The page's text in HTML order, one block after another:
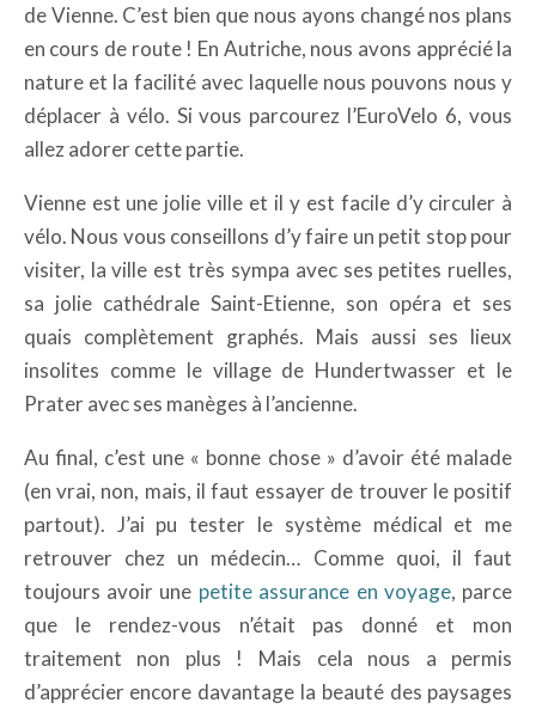
de Vienne. C’est bien que nous ayons changé nos plans
en cours de route ! En Autriche, nous avons apprécié la
nature et la facilité avec laquelle nous pouvons nous y
déplacer à vélo. Si vous parcourez l’EuroVelo 6, vous
allez adorer cette partie.
Vienne est une jolie ville et il y est facile d’y circuler à
vélo. Nous vous conseillons d’y faire un petit stop pour
visiter, la ville est très sympa avec ses petites ruelles,
sa jolie cathédrale Saint-Etienne, son opéra et ses
quais complètement graphés. Mais aussi ses lieux
insolites comme le village de Hundertwasser et le
Prater avec ses manèges à l’ancienne.
Au final, c’est une « bonne chose » d’avoir été malade
(en vrai, non, mais, il faut essayer de trouver le positif
partout). J’ai pu tester le système médical et me
retrouver chez un médecin… Comme quoi, il faut
toujours avoir une petite assurance en voyage, parce
que le rendez-vous n’était pas donné et mon
traitement non plus ! Mais cela nous a permis
d’apprécier encore davantage la beauté des paysages